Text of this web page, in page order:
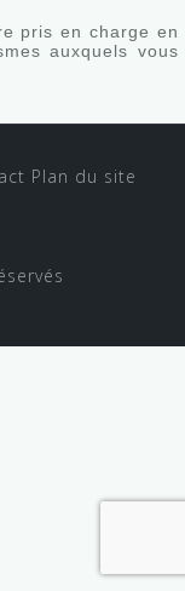
pris en charge en
auxquels vous
Plan du site